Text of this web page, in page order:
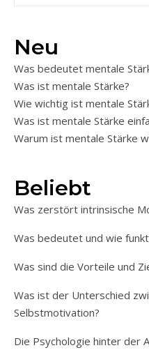
Neu
Was bedeutet mentale
Was ist mentale Stärke?
Wie wichtig ist mentale
Was ist mentale Stärke
Warum ist mentale Stärke
Beliebt
Was zerstört intrinsische
Was bedeutet und wie
Was sind die Vorteile und
Was ist der Unterschied
Selbstmotivation?
Die Psychologie hinter der